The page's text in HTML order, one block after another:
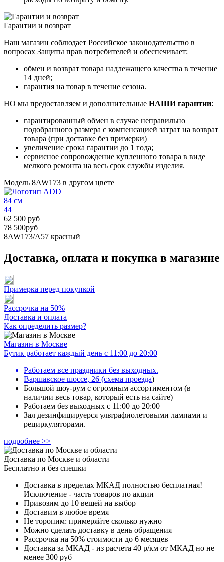
Гарантии и возврат
Наш магазин соблюдает Российское законодательство в
вопросах Защиты прав потребителей и обеспечивает:
обмен и возврат товара надлежащего качества в течение
14 дней;
гарантия на товар в течение сезона.
НО мы предоставляем и дополнительные НАШИ гарантии:
гарантированный обмен в случае неправильно
подобранного размера с компенсацией затрат на возврат
товара (при доставке без примерки)
увеличение срока гарантии до 1 года;
сервисное сопровождение купленного товара в виде
мелкого ремонта на весь срок службы изделия.
Модель 8AW173 в другом цвете
84 см
44
62 500 руб
78 500руб
8AW173/A57 красный
Доставка, оплата и покупка в магазине
Примерка перед покупкой
Рассрочка на 50%
Доставка и оплата
Как определить размер?
Магазин в Москве
Бутик работает каждый день с 11:00 до 20:00
Работаем все праздники без выходных.
Варшавское шоссе, 26 (схема проезда)
Большой шоу-рум с огромным ассортиментом (в
наличии весь товар, который есть на сайте)
Работаем без выходных с 11:00 до 20:00
Зал дезинфицируерся ультрафиолетовыми лампами и
рециркуляторами.
подробнее >>
Доставка по Москве и области
Бесплатно и без спешки
Доставка в пределах МКАД полностью бесплатная!
Исключение - часть товаров по акции
Привозим до 10 вещей на выбор
Доставим в любое время
Не торопим: примеряйте сколько нужно
Можно сделать доставку в день обращения
Рассрочка на 50% стоимости до 6 месяцев
Доставка за МКАД - из расчета 40 р/км от МКАД но не
менее 300 руб